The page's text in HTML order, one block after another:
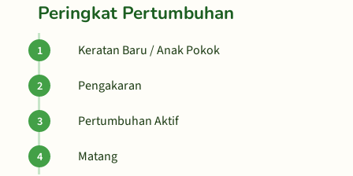
Peringkat Pertumbuhan
Keratan Baru / Anak Pokok
Pengakaran
Pertumbuhan Aktif
Matang